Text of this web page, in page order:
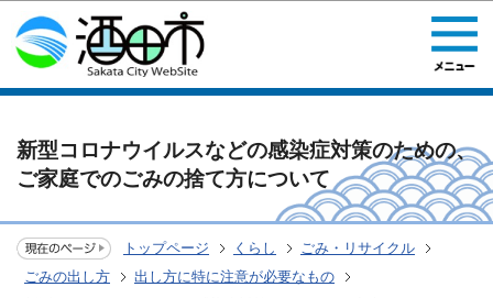
このページの本文へ移動
新型コロナウイルスなどの感染症対策のための、
ご家庭でのごみの捨て方について
トップページ くらし
ごみ・リサイクル
ごみの出し方
出し方に特に注意が必要なもの